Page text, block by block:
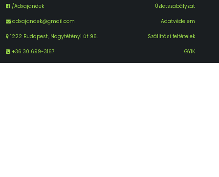
/Adxajandek Üzletszabályzat
adxajandek@gmail.com Adatvédelem
1222 Budapest, Nagytétényi út 96. Szállítási feltételek
+36 30 699-3167 GYIK